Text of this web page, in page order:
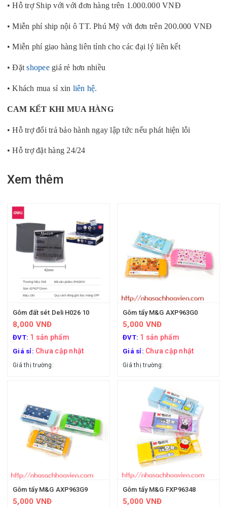
• Hỗ trợ Ship với với đơn hàng trên 1.000.000 VNĐ
• Miễn phí ship nội ô TT. Phú Mỹ với đơn trên 200.000 VNĐ
• Miễn phí giao hàng liên tỉnh cho các đại lý liên kết
• Đặtshopeegiá rẻ hơn nhiều
• Khách mua sỉ xin liên hệ.
CAM KẾT KHI MUA HÀNG
• Hỗ trợ đổi trả bảo hành ngay lập tức nếu phát hiện lỗi
• Hỗ trợ đặt hàng 24/24
Xem thêm
Gôm đất sét Deli H026 10
8,000 VNĐ
ĐVT: 1 sản phẩm
Giá sỉ: Chưa cập nhật
Giá thị trường:
Gôm tẩy M&G AXP963G0
5,000 VNĐ
ĐVT: 1 sản phẩm
Giá sỉ: Chưa cập nhật
Giá thị trường:
Gôm tẩy M&G AXP963G9
5,000 VNĐ
Gôm tẩy M&G FXP96348
5,000 VNĐ